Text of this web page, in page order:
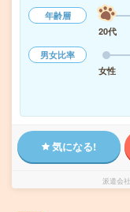
年齢層
20代
男女比率
女性
気になる!
派遣会社